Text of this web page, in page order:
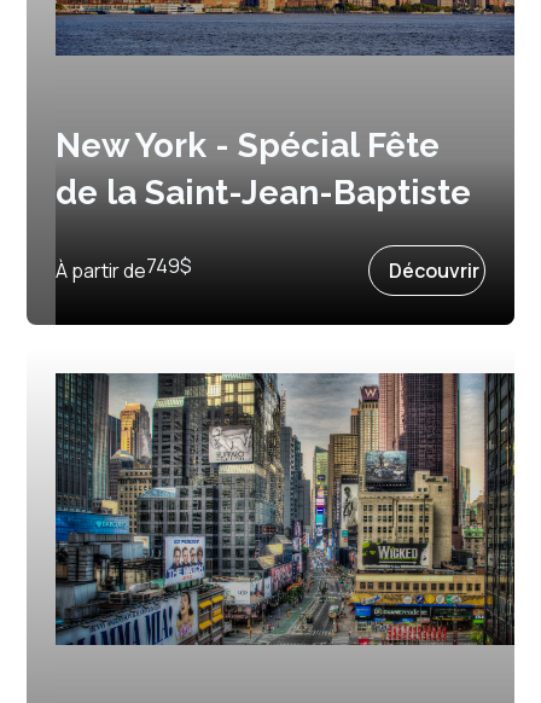
New York - Spécial Fête
de la Saint-Jean-Baptiste
24 juin 2027
À partir de749$ Découvrir